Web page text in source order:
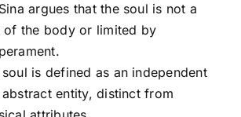
argues that the soul is not a
of the body or limited by
soul is defined as an independent
entity, distinct from